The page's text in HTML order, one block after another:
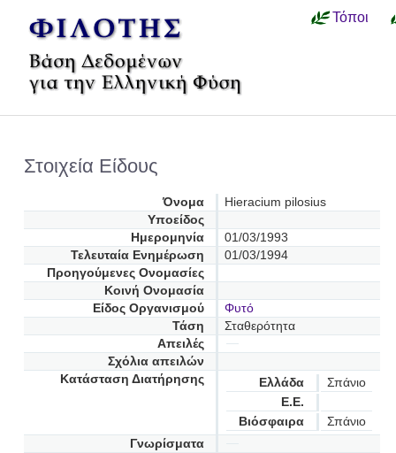
Τόποι
Στοιχεία Είδους
Όνομα
Hieracium pilosius
Υποείδος
Ημερομηνία
01/03/1993
Τελευταία Ενημέρωση
01/03/1994
Προηγούμενες Oνομασίες
Κοινή Ονομασία
Είδος Οργανισμού
Φυτό
Τάση
Σταθερότητα
Απειλές
Σχόλια απειλών
Κατάσταση Διατήρησης
Ελλάδα
Σπάνιο
Ε.Ε.
Βιόσφαιρα
Σπάνιο
Γνωρίσματα